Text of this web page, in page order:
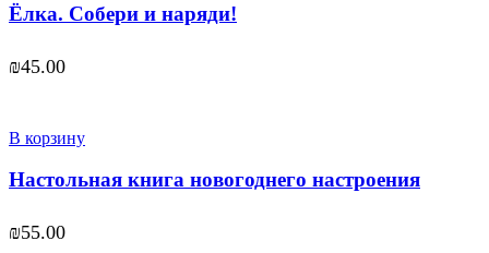
Ёлка. Собери и наряди!
₪45.00
В корзину
Настольная книга новогоднего настроения
₪55.00